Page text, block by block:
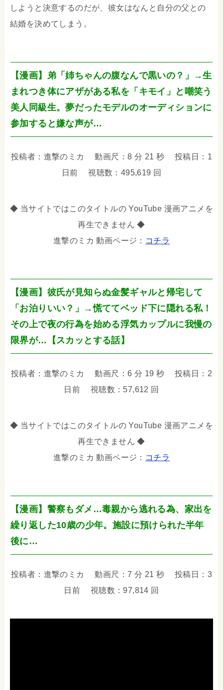
しようと決意するのだが、彼女はなんと自分の父との
結婚を決めてしまう。
【漫画】弟「姉ちゃんの腹なんで黒いの？」→生
まれつき体にアザがある私を「キモイ」と嘲笑う
美人同級生。夢だったモデルのオーディションに
参加すると嫌な声が…
投稿者：進撃のミカ 動画尺：8 分 21 秒 投稿日：1
日前 視聴数：495,619 回
◆ 当サイトではこのタイトルの YouTube 漫画アニメを
再生できません ◆
進撃のミカ 動画ページ： コチラ
【漫画】彼氏が見知らぬ金髪ギャルと帰宅して
「お泊りいい？」→慌ててベッド下に隠れる私！
その上で夜の行為を始める浮気カップルに我慢の
限界が…【スカッとする話】
投稿者：進撃のミカ 動画尺：6 分 19 秒 投稿日：2
日前 視聴数：57,612 回
◆ 当サイトではこのタイトルの YouTube 漫画アニメを
再生できません ◆
進撃のミカ 動画ページ： コチラ
【漫画】警察もダメ…毒親から逃れる為、家出を
繰り返した10歳の少年。施設に預けられた半年
後に…
投稿者：進撃のミカ 動画尺：7 分 21 秒 投稿日：3
日前 視聴数：97,814 回